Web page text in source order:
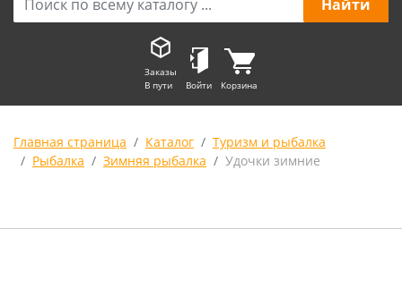
Заказы
В пути
Войти Корзина
Главная страница Каталог
Туризм и рыбалка
Рыбалка
Зимняя рыбалка Удочки зимние